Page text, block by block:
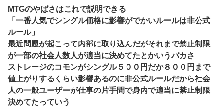
MTGのやばさはこれで説明できる
「一番人気でシングル価格に影響がでかいルールは非公式
ルール」
最近問題が起こって内部に取り込んだがそれまで禁止制限
が一部の社会人数人が適当に決めてたとかいうバカさ
ストレージのコモンがシングル５００円だか８００円まで
値上がりするくらい影響あるのに非公式ルールだから社会
人の一般ユーザーが仕事の片手間で身内で適当に禁止制限
決めてたっていう